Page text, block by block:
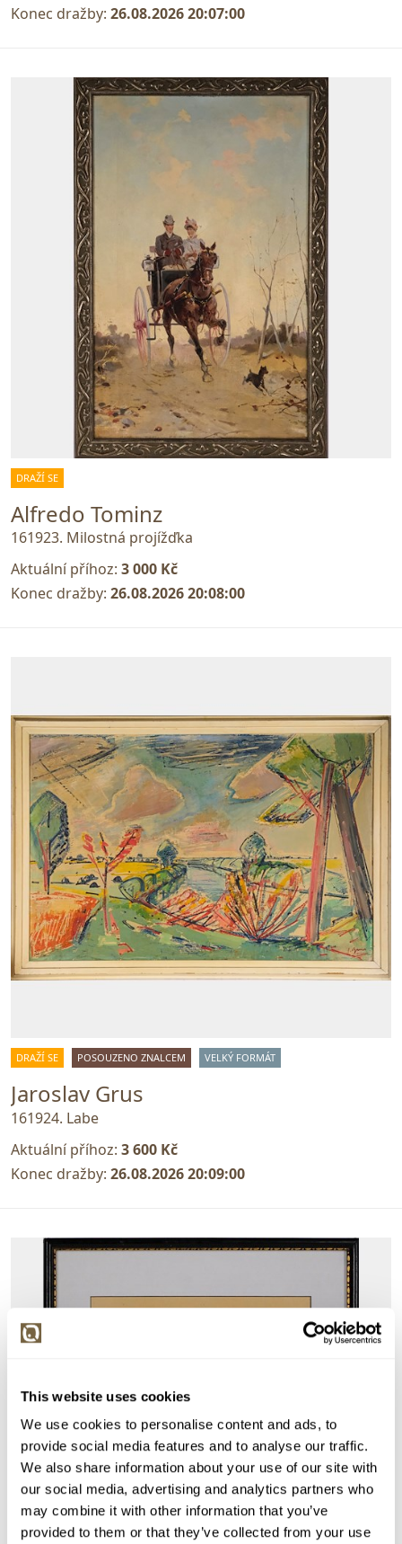
This website uses cookies
We use cookies to personalise content and ads, to
provide social media features and to analyse our traffic.
We also share information about your use of our site with
our social media, advertising and analytics partners who
may combine it with other information that you’ve
provided to them or that they’ve collected from your use
Konec dražby: 26.08.2026 20:07:00
DRAŽÍ SE
Alfredo Tominz
161923. Milostná projížďka
Aktuální příhoz: 3 000 Kč
Konec dražby: 26.08.2026 20:08:00
DRAŽÍ SE POSOUZENO ZNALCEM VELKÝ FORMÁT
Jaroslav Grus
161924. Labe
Aktuální příhoz: 3 600 Kč
Konec dražby: 26.08.2026 20:09:00